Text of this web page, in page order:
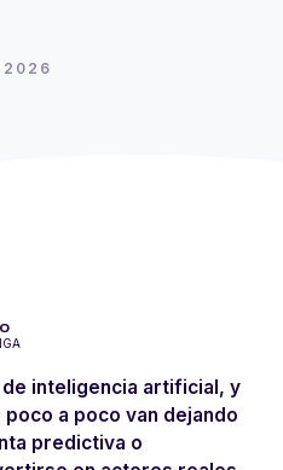
inteligencia artificial, y
a poco van dejando
predictiva o